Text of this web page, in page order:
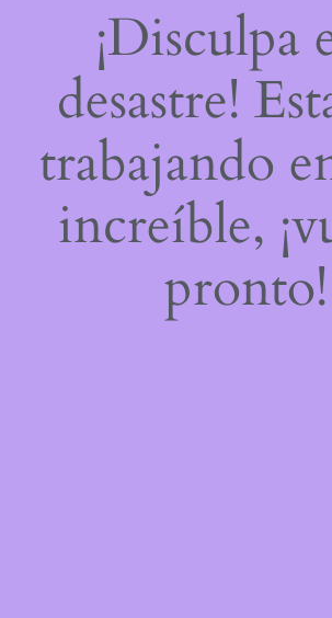
¡Disculpa
desastre!
trabajando
increíble,
pronto!